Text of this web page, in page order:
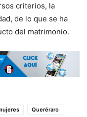
criterios, la
de lo que se ha
del matrimonio.
Queréraro